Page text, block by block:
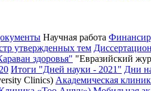
Научная работа
утвержденных тем
здоровья" "Евразийский
Итоги "Дней науки - 2021" Дни
Clinics) Академическая